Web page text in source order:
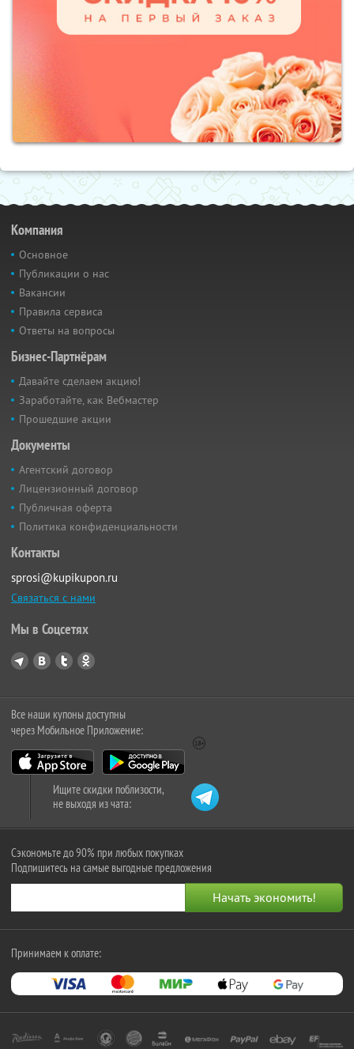
Компания
Основное
Публикации о нас
Вакансии
Правила сервиса
Ответы на вопросы
Бизнес-Партнёрам
Давайте сделаем акцию!
Заработайте, как Вебмастер
Прошедшие акции
Документы
Агентский договор
Лицензионный договор
Публичная оферта
Политика конфиденциальности
Контакты
sprosi@kupikupon.ru
Связаться с нами
Мы в Соцсетях
Все наши купоны доступны
через Мобильное Приложение:
Ищите скидки поблизости,
не выходя из чата:
Сэкономьте до 90% при любых покупках
Подпишитесь на самые выгодные предложения
Принимаем к оплате: